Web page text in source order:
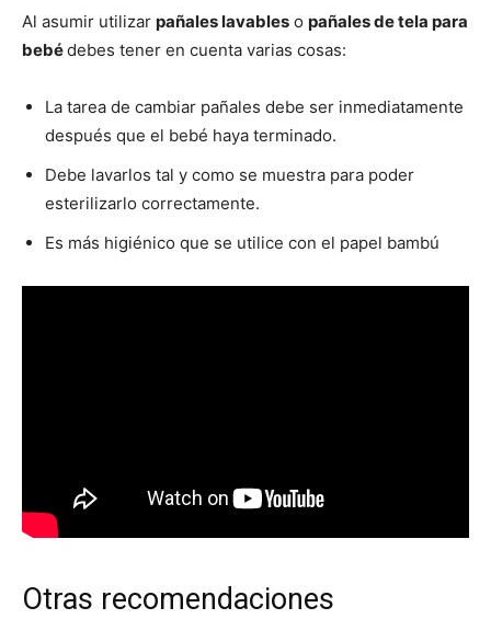
Al asumir utilizar pañales lavables o pañales de tela para
bebédebes tener en cuenta varias cosas:
La tarea de cambiar pañales debe ser inmediatamente
después que el bebé haya terminado.
Debe lavarlos tal y como se muestra para poder
esterilizarlo correctamente.
Es más higiénico que se utilice con el papel bambú
Otras recomendaciones